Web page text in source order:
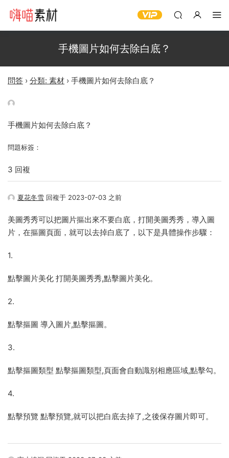
手機圖片如何去除白底？
問答 › 分類: 素材 › 手機圖片如何去除白底？
手機圖片如何去除白底？
問題标簽：
3 回複
夏花冬雪 回複于 2023-07-03 之前
美圖秀秀可以把圖片摳出來不要白底，打開美圖秀秀，導入圖
片，在摳圖頁面，就可以去掉白底了，以下是具體操作步驟：
1.
點擊圖片美化 打開美圖秀秀,點擊圖片美化。
2.
點擊摳圖 導入圖片,點擊摳圖。
3.
點擊摳圖類型 點擊摳圖類型,頁面會自動識别相應區域,點擊勾。
4.
點擊預覽 點擊預覽,就可以把白底去掉了,之後保存圖片即可。